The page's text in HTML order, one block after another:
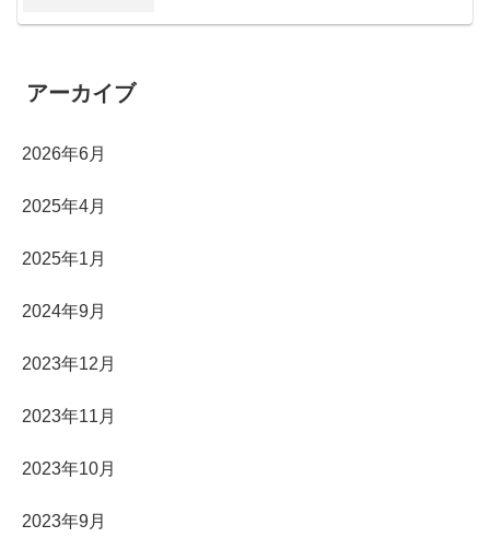
アーカイブ
2026年6月
2025年4月
2025年1月
2024年9月
2023年12月
2023年11月
2023年10月
2023年9月